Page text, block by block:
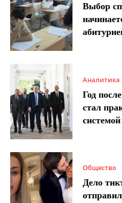
Выбор
Аналитика
Год
стал
системой
Общество
Дело